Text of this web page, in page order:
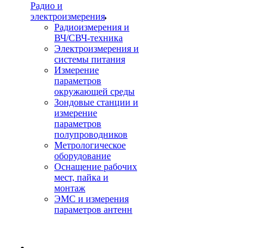
Радио и
электроизмерения
Радиоизмерения и
ВЧ/СВЧ-техника
Электроизмерения и
системы питания
Измерение
параметров
окружающей среды
Зондовые станции и
измерение
параметров
полупроводников
Метрологическое
оборудование
Оснащение рабочих
мест, пайка и
монтаж
ЭМС и измерения
параметров антенн